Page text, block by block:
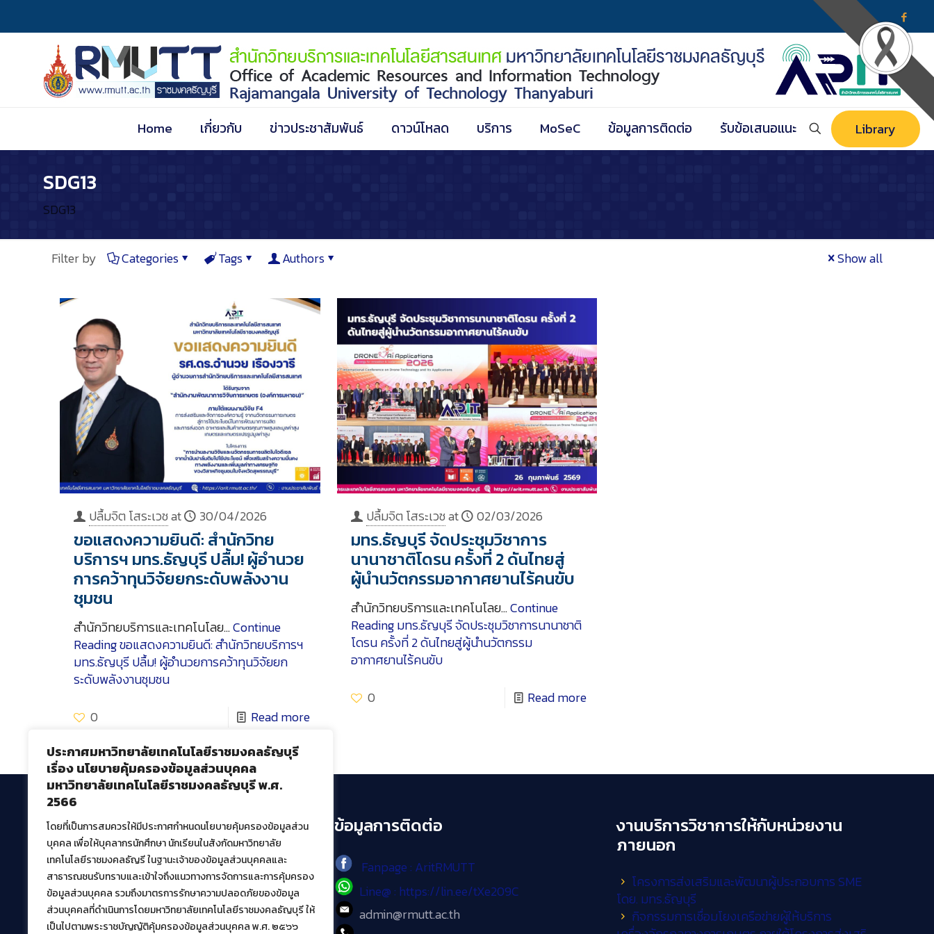
ประกาศมหาวิทยาลัยเทคโนโลยีราชมงคลธัญบุรี
เรื่อง นโยบายคุ้มครองข้อมูลส่วนบุคคล
มหาวิทยาลัยเทคโนโลยีราชมงคลธัญบุรี พ.ศ.
2566
โดยที่เป็นการสมควรให้มีประกาศกำหนดนโยบายคุ้มครองข้อมูลส่วน
บุคคล เพื่อให้บุคลากรนักศึกษา นักเรียนในสังกัดมหาวิทยาลัย
เทคโนโลยีราชมงคลธัญรี ในฐานะเจ้าของข้อมูลส่วนบุคคลและ
สาธารณชนรับทราบและเข้าใจถึงแนวทางการจัดการและการคุ้มครอง
ข้อมูลส่วนบุคคล รวมถึงมาตรการรักษาความปลอดภัยของข้อมูล
ส่วนบุคคลที่ดำเนินการโดยมหาวิทยาลัยเทคโนโลยีราชมงคลธัญบุรี ให้
เป็นไปตามพระราชบัญญัติคุ้มครองข้อมูลส่วนบุคคล พ.ศ. ๒๕๖๖
Home เกี่ยวกับ ข่าวประชาสัมพันธ์ ดาวน์โหลด บริการ MoSeC ข้อมูลการติดต่อ รับข้อเสนอแนะ Library
SDG13
SDG13
Filter by Categories Tags Authors Show all
ปลื้มจิต โสระเวชat 30/04/2026
ขอแสดงความยินดี: สำนักวิทย
บริการฯ มทร.ธัญบุรี ปลื้ม! ผู้อำนวย
การคว้าทุนวิจัยยกระดับพลังงาน
ชุมชน
สำนักวิทยบริการและเทคโนโลย…Continue
Readingขอแสดงความยินดี: สำนักวิทยบริการฯ
มทร.ธัญบุรี ปลื้ม! ผู้อำนวยการคว้าทุนวิจัยยก
ระดับพลังงานชุมชน
0
Read more
ปลื้มจิต โสระเวชat 02/03/2026
มทร.ธัญบุรี จัดประชุมวิชาการ
นานาชาติโดรน ครั้งที่ 2 ดันไทยสู่
ผู้นำนวัตกรรมอากาศยานไร้คนขับ
สำนักวิทยบริการและเทคโนโลย…Continue
Readingมทร.ธัญบุรี จัดประชุมวิชาการนานาชาติ
โดรน ครั้งที่ 2 ดันไทยสู่ผู้นำนวัตกรรม
อากาศยานไร้คนขับ
0
Read more
สำนักวิทยบริการและเทคโนโลยีสารสนเทศ
มหาวิทยาลัยเทคโนโลยีราชมงคลธัญบุรี
39 หมู่ที่ 1 ตำบลคลองหก อำเภอคลองหลวง จังหวัด
ปทุมธานี 12120
เผยแพร่ข้อมูลโดย.บุคลากร สวส.
สร้างและพัฒนาโดย.
ข้อมูลการติดต่อ
Fanpage : AritRMUTT
Line@ : https://lin.ee/tXe209C
admin@rmutt.ac.th
งานบริการวิชาการให้กับหน่วยงาน
ภายนอก
โครงการส่งเสริมและพัฒนาผู้ประกอบการ SME
โดย. มทร.ธัญบุรี
กิจกรรมการเชื่อมโยงเครือข่ายผู้ให้บริการ